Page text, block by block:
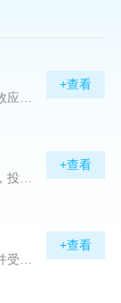
期货市场因其高效、透明以及杠杆效应而吸引着众多投资者的目光，但对初入此市场的新手而言，最初的一步——开户，往往充满了疑惑与顾虑，“期货开户很麻烦吗？”这是许多人的疑问。首先要明确的是，在中国进行期货交易需要通过正规的期货公司来开立账户。期货公司作为专业的金融服务机构，能够提供期货交易进出、风险管理等服务。因监管要求严格，期货开户过程中涉及到的身份验证、风险评估等步骤确实比较繁琐，但这些都是为了保护投资者的利益而设定的。开户流程一般包括：选择期货公司、提交个人资料进行身份验证、
+查看
在如今这个复杂多变的金融市场中，投资者对于选择可靠的投资平台显得尤为谨慎。随着各种金融产品的广泛推广，人们越发关注那些涉及重金属买卖、投资的公司及平台，而万洲金业（以下简称“万洲”）正是此类公司之一。本文将从多个角度深入探讨“万洲金业是否合法”这一问题，旨在为广大投资者提供一份详实的参考。万洲金业是一家专注于黄金投资的公司，其业务范畴主要包括黄金交易、投资咨询等。作为金融投资领域的一份子，万洲金业声称其具有强大的行业背景和丰富的交易经验，承诺为客户提供专业的金融产品及服务。对
+查看
+查看